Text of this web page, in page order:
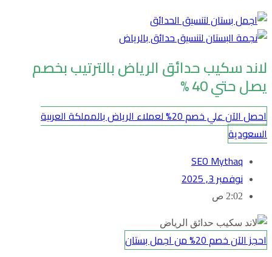
لاند سكيب حدائق الرياض بالترتيب بخصم
يصل حتي 40 %
احصل الآن علي خصم 20% لعملاء الرياض بالمملكة العربية
السعودية
SEO Mythaq
نوفمبر 3, 2025
2:02 ص
احجز الآن خصم 20% من اجمل بستان